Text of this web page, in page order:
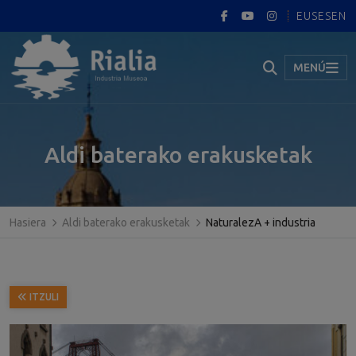
EUSESEN
MENÚ
Aldi baterako erakusketak
Hasiera Aldi baterako erakusketak NaturalezA + industria
ITZULI